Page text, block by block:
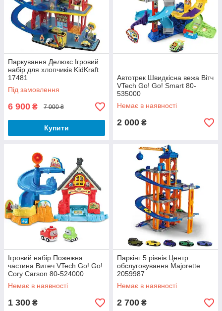
Паркування Делюкс Ігровий
набір для хлопчиків KidKraft
17481
Під замовлення
6 900 ₴ 7 000 ₴
Купити
Автотрек Швидкісна вежа Вітч
VTech Go! Go! Smart 80-
535000
Немає в наявності
2 000 ₴
Ігровий набір Пожежна
частина Витеч VTech Go! Go!
Cory Carson 80-524000
Немає в наявності
1 300 ₴
Паркінг 5 рівнів Центр
обслуговування Majorette
2059987
Немає в наявності
2 700 ₴